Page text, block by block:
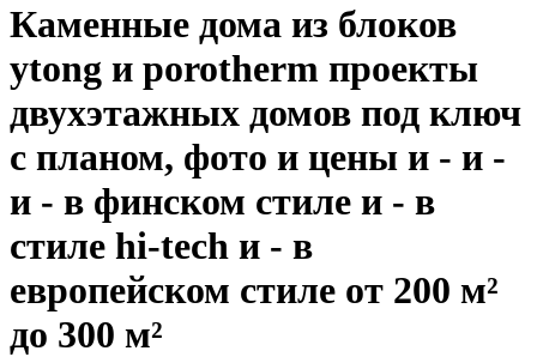
Каменные дома из блоков
ytong и porotherm проекты
двухэтажных домов под ключ
с планом, фото и цены и - и -
и - в финском стиле и - в
стиле hi-tech и - в
европейском стиле от 200 м²
до 300 м²